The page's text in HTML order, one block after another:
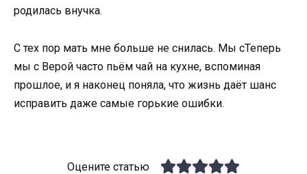
родилась внучка.
С тех пор мать мне больше не снилась. Мы сТеперь
мы с Верой часто пьём чай на кухне, вспоминая
прошлое, и я наконец поняла, что жизнь даёт шанс
исправить даже самые горькие ошибки.
Оцените статью